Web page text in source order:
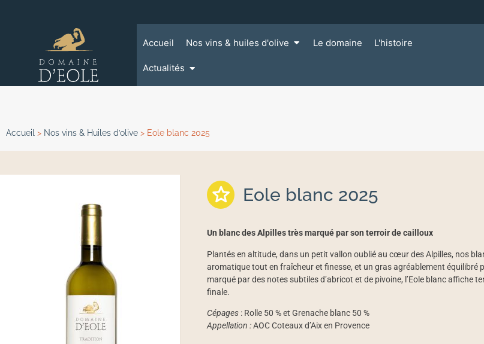
Accueil Nos vins & huiles d'olive Le domaine L'histoire
Actualités
Accueil > Nos vins & Huiles d’olive > Eole blanc 2025
Eole blanc 2025
Un blanc des Alpilles très marqué par son terroir de cailloux
Plantés en altitude, dans un petit vallon oublié au cœur des Alpilles, nos
aromatique tout en fraîcheur et finesse, et un gras agréablement équilibré
marqué par des notes subtiles d’abricot et de pivoine, l’Eole blanc affiche
finale.
Cépages: Rolle 50 % et Grenache blanc 50 %
Appellation :AOC Coteaux d’Aix en Provence